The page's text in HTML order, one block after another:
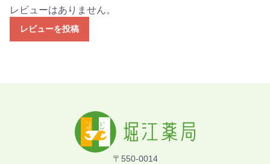
レビューはありません。
レビューを投稿
〒550-0014